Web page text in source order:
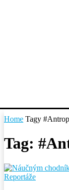
Home Tagy
Tag:
Reportáže